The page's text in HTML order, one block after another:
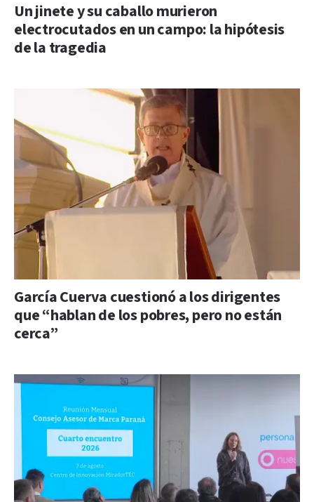
Un jinete y su caballo murieron
electrocutados en un campo: la hipótesis
de la tragedia
García Cuerva cuestionó a los dirigentes
que “hablan de los pobres, pero no están
cerca”